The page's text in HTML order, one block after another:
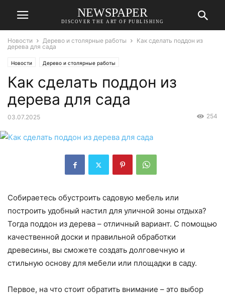
NEWSPAPER
DISCOVER THE ART OF PUBLISHING
Новости Дерево и столярные работы
Как сделать поддон из
дерева для сада
Новости Дерево и столярные работы
Как сделать поддон из
дерева для сада
03.07.2025 254
Собираетесь обустроить садовую мебель или
построить удобный настил для уличной зоны отдыха?
Тогда поддон из дерева – отличный вариант. С помощью
качественной доски и правильной обработки
древесины, вы сможете создать долговечную и
стильную основу для мебели или площадки в саду.
Первое, на что стоит обратить внимание – это выбор